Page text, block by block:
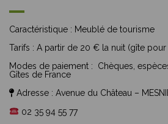
Caractéristique : Meublé de tourisme
Tarifs : A partir de 20 € la nuit (gîte
Modes de paiement :
Chèques,
Gîtes de France
Adresse : Avenue du Château –
02 35 94 55 77